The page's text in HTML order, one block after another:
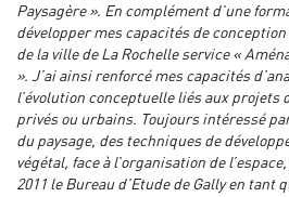
Paysagère ». En complément d’une
développer mes capacités de
de la ville de La Rochelle service «
». J’ai ainsi renforcé mes capacités
l’évolution conceptuelle liés aux projets
privés ou urbains. Toujours intéressé
du paysage, des techniques de
végétal, face à l’organisation de
2011 le Bureau d’Etude de Gally en tant